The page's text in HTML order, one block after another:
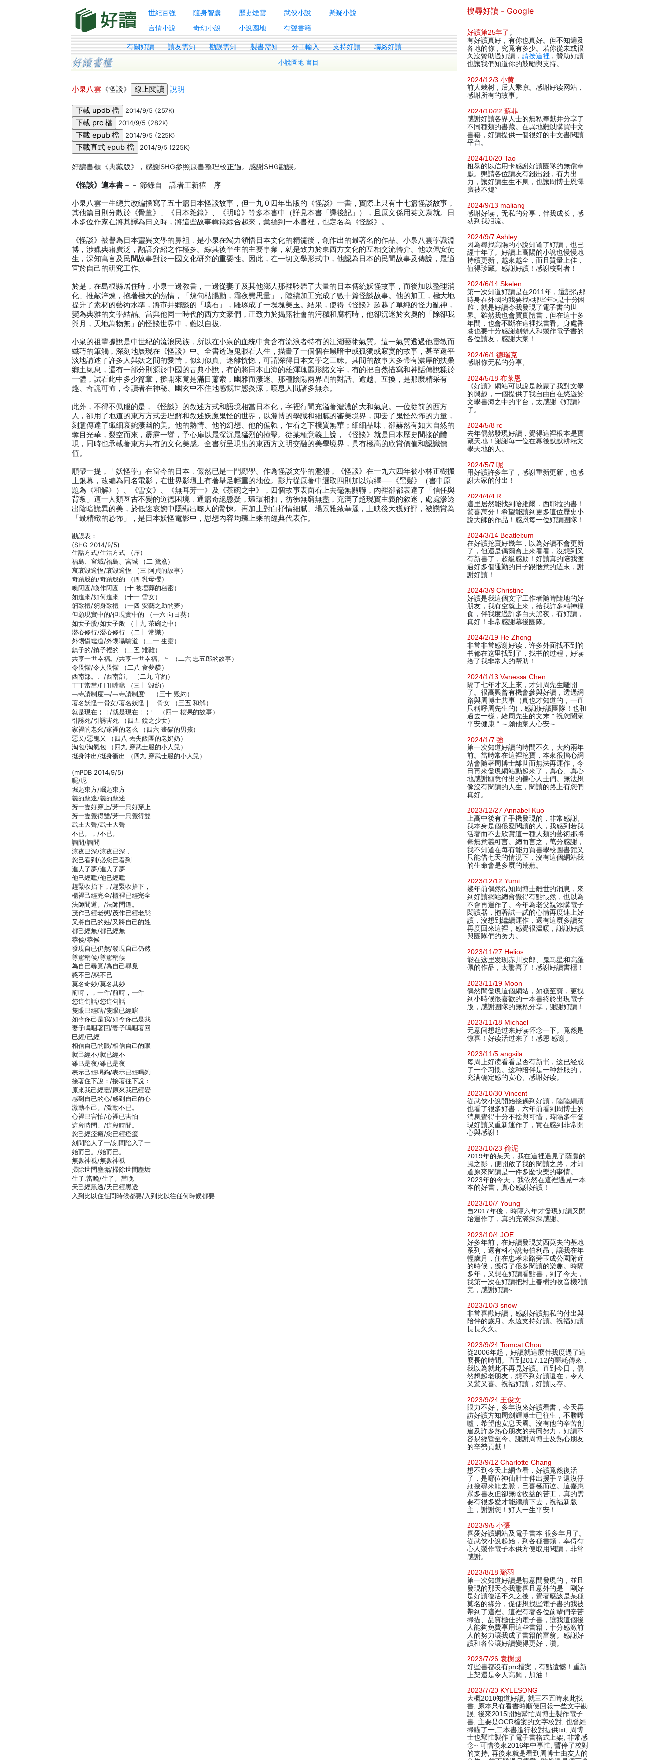
世紀百強 隨身智囊 歷史煙雲 武俠小說
懸疑小說
言情小說
奇幻小說 小說園地 有聲書籍
有關好讀 讀友需知 勘誤需知 製書需知 分工輸入 支持好讀 聯絡好讀
小說園地 書目
小泉八雲 《怪談》 說明
2014/9/5 (257K)
2014/9/5 (282K)
2014/9/5 (225K)
2014/9/5 (225K)
好讀書櫃《典藏版》，感謝SHG參照原書整理校正過。感謝SHG勘誤。
《怪談》這本書 －－ 節錄自 譯者王新禧 序
小泉八雲一生總共改編撰寫了五十篇日本怪談故事，但一九０四年出版的《怪談》一書，實際上只有十七篇怪談故事，
其他篇目則分散於《骨董》、《日本雜錄》、《明暗》等多本書中（詳見本書「譯後記」），且原文係用英文寫就。日
本多位作家在將其譯為日文時，將這些故事輯錄綜合起來，彙編到一本書裡，也定名為《怪談》。
《怪談》被譽為日本靈異文學的鼻祖，是小泉在竭力領悟日本文化的精髓後，創作出的最著名的作品。小泉八雲學識淵
博，涉獵典籍廣泛，翻譯介紹之作極多。綜其後半生的主要事業，就是致力於東西方文化的互相交流轉介。他欽佩安徒
生，深知寓言及民間故事對於一國文化研究的重要性。因此，在一切文學形式中，他認為日本的民間故事及傳說，最適
宜於自己的研究工作。
於是，在島根縣居住時，小泉一邊教書，一邊從妻子及其他鄉人那裡聆聽了大量的日本傳統妖怪故事，而後加以整理消
化、推敲淬煉，抱著極大的熱情，「煉句枯腸動，霜夜費思量」，陸續加工完成了數十篇怪談故事。他的加工，極大地
提升了素材的藝術水準，將市井鄉談的「璞石」，雕琢成了一塊塊美玉。結果，使得《怪談》超越了單純的怪力亂神，
變為典雅的文學結晶。當與他同一時代的西方文豪們，正致力於揭露社會的污穢和腐朽時，他卻沉迷於玄奧的「除卻我
與月，天地萬物無」的怪談世界中，難以自拔。
小泉的祖輩據說是中世紀的流浪民族，所以在小泉的血統中實含有流浪者特有的江湖藝術氣質。這一氣質透過他靈敏而
纖巧的筆觸，深刻地展現在《怪談》中。全書透過鬼眼看人生，描畫了一個個在黑暗中或孤獨或寂寞的故事，甚至還平
淡地講述了許多人與妖之間的愛情，似幻似真、迷離恍惚，可謂深得日本文學之三昧。其間的故事大多帶有濃厚的扶桑
鄉土氣息，還有一部分則源於中國的古典小說，有的將日本山海的雄渾瑰麗形諸文字，有的把自然描寫和神話傳說糅於
一體，試看此中多少篇章，攤開來竟是滿目蕭索，幽雅而淒迷。那種陰陽兩界間的對話、逾越、互換，是那麼精采有
趣、奇詭可怖，令讀者在神秘、幽玄中不住地感慨世態炎涼，嘆息人間諸多無奈。
此外，不得不佩服的是，《怪談》的敘述方式和語境相當日本化，字裡行間充溢著濃濃的大和氣息。一位從前的西方
人，卻用了地道的東方方式去理解和敘述妖魔鬼怪的世界，以淵博的學識和細膩的審美境界，卸去了鬼怪恐怖的力量，
刻意傳達了纖細哀婉淒幽的美。他的熱情、他的幻想、他的偏執，乍看之下樸質無華；細細品味，卻赫然有如大自然的
奪目光華，裂空而來，霹靂一響，予心扉以最深沉最猛烈的撞擊。從某種意義上說，《怪談》就是日本歷史間接的體
現，同時也承載著東方共有的文化美感。全書所呈現出的東西方文明交融的美學境界，具有極高的欣賞價值和認識價
值。
順帶一提，「妖怪學」在當今的日本，儼然已是一門顯學。作為怪談文學的濫觴，《怪談》在一九六四年被小林正樹搬
上銀幕，改編為同名電影，在世界影壇上有著舉足輕重的地位。影片從原著中選取四則加以演繹──《黑髮》（書中原
題為《和解》）、《雪女》、《無耳芳一》及《茶碗之中》，四個故事表面看上去毫無關聯，內裡卻都表達了「信任與
背叛」這一人類亙古不變的道德困境，通篇奇絕懸疑，環環相扣，彷彿無窮無盡，充滿了超現實主義的敘迷，處處滲透
出陰暗詭異的美，於低迷哀婉中隱顯出噬人的驚悚。再加上對白抒情細膩、場景雅致華麗，上映後大獲好評，被讚賞為
「最精緻的恐怖」，是日本妖怪電影中，思想內容均臻上乘的經典代表作。
勘誤表：
(SHG 2014/9/5)
生話方式/生活方式 （序）
福島、宮域/福島、宮城 （二 鴛鴦）
哀哀毀逾恆/哀毀逾恆 （三 阿貞的故事）
奇蹟股的/奇蹟般的 （四 乳母櫻）
喚阿園/喚作阿園 （十 被埋葬的秘密）
如進來/如何進來 （十一 雪女）
躬致禮/躬身致禮 （一四 安藝之助的夢）
但願現實中的/但現實中的 （一六 向日葵）
如女子股/如女子般 （十九 茶碗之中）
濳心修行/潛心修行 （二十 常識）
外甥懾蠕道/外甥囁嚅道 （二一 生靈）
鎮子的/鎮子裡的 （二五 雉雞）
共享一世幸福。/共享一世幸福。﹄ （二六 忠五郎的故事）
令畏懼/令人畏懼 （二八 食夢貘）
西南部。、/西南部。 （二九 守約）
丁丁當當/叮叮噹噹 （三十 毀約）
﹁寺請制度﹁/﹁寺請制度﹂ （三十 毀約）
著名妖怪一骨女/著名妖怪｜｜骨女 （三五 和解）
就是現在￤￤/就是現在￤￤﹂ （四一 櫻果的故事）
引誘死/引誘害死 （四五 鏡之少女）
家裡的老幺/家裡的老么 （四六 畫貓的男孩）
惡又/惡鬼又 （四八 丟失飯團的老奶奶）
淘包/淘氣包 （四九 穿武士服的小人兒）
挺身沖出/挺身衝出 （四九 穿武士服的小人兒）
(mPDB 2014/9/5)
昵/呢
堀起東方/崛起東方
義的敘迷/義的敘述
芳一隻好穿上/芳一只好穿上
芳一隻覺得雙/芳一只覺得雙
武土大聲/武士大聲
不已。，/不已。
詢間/詢問
涼夜巳深/涼夜已深，
您巳看到/必您已看到
進人了夢/進入了夢
他巳經睡/他已經睡
趕緊收抬下，/趕緊收拾下，
櫃裡己經完全/櫃裡已經完全
法師間道。/法師問道。
茂作己經老態/茂作已經老態
又將自已的姓/又將自己的姓
都己經無/都已經無
恭侯/恭候
發現自已仍然/發現自己仍然
尊駕稍侯/尊駕稍候
為自已尋覓/為自己尋覓
惑不巳/惑不已
莫名奇妙/莫名其妙
前時，，一件/前時，一件
您這旬話/您這句話
隻眼巳經瞎/隻眼已經瞎
如今你己是我/如今你已是我
妻子鳴咽著回/妻子嗚咽著回
巳經/已經
相信自已的眼/相信自己的眼
就己經不/就已經不
雖巳是夜/雖已是夜
表示己經喝夠/表示已經喝夠
接著住下說：/接著往下說：
原來我己經變/原來我已經變
感到自已的心/感到自己的心
激動不己。/激動不已。
心裡巳害怕/心裡已害怕
這段時問。/這段時間。
您己經痊癒/您已經痊癒
刻間陷人了一/刻間陷入了一
始而巳。/始而已。
無數神祗/無數神祇
掃除世問塵垢/掃除世間塵垢
生了.當晚/生了。當晚
天己經黑透/天已經黑透
入到比以住任問時候都要/入到比以往任何時候都要
搜尋好讀 - Google
好讀第25年了 。
有好讀真好，有你也真好。但不知遍及
各地的你，究竟有多少。若你從未或很
久沒贊助過好讀， 請按這裡 ，贊助好讀
也讓我們知道你的鼓勵與支持。
2024/12/3 小黄
前人栽树，后人乘凉。感谢好读网站，
感谢所有的故事。
2024/10/22 蘇菲
感謝好讀各界人士的無私奉獻并分享了
不同種類的書藏。在異地難以購買中文
書籍，好讀提供一個很好的中文書閱讀
平台。
2024/10/20 Tao
粗暴的以信用卡感謝好讀團隊的無償奉
獻。懇請各位讀友有錢出錢，有力出
力，讓好讀生生不息，也讓周博士恩澤
廣被不熄°
2024/9/13 maliang
感谢好读，无私的分享，伴我成长，感
动到我泪流。
2024/9/7 Ashley
因為尋找高陽的小說知道了好讀，也已
經十年了。好讀上高陽的小說也慢慢地
持續更新，越來越全，而且質量上佳，
值得珍藏。感謝好讀！感謝校對者！
2024/6/14 Skelen
第一次知道好讀是在2011年，還記得那
時身在外國的我要找<那些年>是十分困
難，就是好讀令我發現了電子書的世
界。雖然我也會買實體書，但在這十多
年間，也會不斷在這裡找書看。身處香
港也要十分感謝創辦人和製作電子書的
各位讀友，感謝大家！
2024/6/1 德瑞克
感谢你无私的分享。
2024/5/18 布莱恩
《好讀》網站可以說是啟蒙了我對文學
的興趣，一個提供了我自由自在悠遊於
文學書海之中的平台，太感謝《好讀》
了。
2024/5/8 rc
去年偶然發現好讀，覺得這裡根本是寶
藏天地！謝謝每一位在幕後默默耕耘文
學天地的人。
2024/5/7 呢
用好讀許多年了，感謝重新更新，也感
謝大家的付出！
2024/4/4 R
這里居然能找到哈維爾．西耶拉的書！
驚喜萬分！希望能讀到更多這位歷史小
說大師的作品！感恩每一位好讀團隊！
2024/3/14 Beatlebum
在好讀挖寶好幾年，以為好讀不會更新
了，但還是偶爾會上來看看，沒想到又
有新書了，超級感動！好讀真的陪我渡
過好多個通勤的日子跟愜意的週末，謝
謝好讀！
2024/3/9 Christine
好讀是我這個文字工作者隨時隨地的好
朋友，我有空就上來，給我許多精神糧
食，伴我度過許多白天黑夜，有好讀，
真好！非常感謝幕後團隊。
2024/2/19 He Zhong
非常非常感谢好读，许多外面找不到的
书都在这里找到了，找书的过程，好读
给了我非常大的帮助！
2024/1/13 Vanessa Chen
隔了七年才又上來，才知周先生離開
了。很高興曾有機會參與好讀，透過網
路與周博士共事（真也才知道的，一直
只稱呼周先生的)，感謝好讀團隊！也和
過去一樣，給周先生的文末＂祝您闔家
平安健康＂～願他家人心安～
2024/1/7 強
第一次知道好讀的時間不久，大約兩年
前。當時常在這裡挖寶，本來很擔心網
站會隨著周博士離世而無法再運作，今
日再來發現網站動起來了，真心、真心
地感謝願意付出的善心人士們。無法想
像沒有閱讀的人生，閱讀的路上有您們
真好。
2023/12/27 Annabel Kuo
上高中後有了手機發現的，非常感謝。
我本身是個很愛閱讀的人，我感到若我
活著而不去欣賞這一種人類的藝術那將
毫無意義可言。總而言之，萬分感謝，
我不知道在每有能力買書學校圖書館又
只能借七天的情況下，沒有這個網站我
的生命會是多麼的荒蕪。
2023/12/12 Yumi
幾年前偶然得知周博士離世的消息，來
到好讀網站總會覺得有點悵然，也以為
不會再運作了。今年為老父親添購電子
閱讀器，抱著試一試的心情再度連上好
讀，沒想到繼續運作，還有這麼多讀友
再度回來這裡，感覺很溫暖，謝謝好讀
與團隊們的努力。
2023/11/27 Helios
能在这里发现赤川次郎、鬼马星和高羅
佩的作品，太驚喜了！感謝好讀書櫃！
2023/11/19 Moon
偶然間發現這個網站，如獲至寶，更找
到小時候很喜歡的一本書終於出現電子
版，感謝團隊的無私分享，謝謝好讀！
2023/11/18 Michael
无意间想起过来好读怀念一下。竟然是
惊喜！好读活过来了！感恩 感谢。
2023/11/5 angsila
每周上好读看看是否有新书，这已经成
了一个习惯。这种陪伴是一种舒服的，
充满确定感的安心。感谢好读。
2023/10/30 Vincent
從武俠小說開始接觸到好讀，陸陸續續
也看了很多好書，六年前看到周博士的
消息覺得十分不捨與可惜，時隔多年發
現好讀又重新運作了，實在感到非常開
心與感謝！
2023/10/23 偷泥
2019年的某天，我在這裡遇見了薩豐的
風之影，便開啟了我的閱讀之路，才知
道原來閱讀是一件多麼快樂的事情。
2023年的今天，我依然在這裡遇見一本
本的好書，真心感謝好讀！
2023/10/7 Young
自2017年後，時隔六年才發現好讀又開
始運作了，真的充滿深深感謝。
2023/10/4 JOE
好多年前，在好讀發現艾西莫夫的基地
系列，還有科小說海伯利昂，讓我在年
輕歲月，住在忠孝東路旁玉成公園附近
的時候，獲得了很多閱讀的樂趣。時隔
多年，又想在好讀看點書，到了今天，
我第一次在好讀把村上春樹的收音機2讀
完，感謝好讀~
2023/10/3 snow
非常喜歡好讀，感謝好讀無私的付出與
陪伴的歲月。永遠支持好讀。祝福好讀
長長久久。
2023/9/24 Tomcat Chou
從2006年起，好讀就這麼伴我度過了這
麼長的時間。直到2017.12的噩耗傳來，
我以為就此不再見好讀。直到今日，偶
然想起老朋友，想不到好讀還在，令人
又驚又喜。祝福好讀，好讀長存。
2023/9/24 王俊文
眼力不好，多年沒來好讀看書，今天再
訪好讀方知周劍輝博士已往生，不勝唏
噓，希望他安息天國。沒有他的辛苦創
建及許多熱心朋友的共同努力，好讀不
容易經營至今。謝謝周博士及熱心朋友
的辛勞貢獻！
2023/9/12 Charlotte Chang
想不到今天上網查看，好讀竟然復活
了，是哪位神仙壯士伸出援手？還沒仔
細搜尋來龍去脈，已喜極而泣。這嘉惠
眾多書友但卻無啥收益的苦工，真的需
要有很多愛才能繼續下去，祝福新版
主，謝謝您！好人一生平安！
2023/9/5 小張
喜愛好讀網站及電子書本 很多年月了。
從武俠小說起始，到各種書類，幸得有
心人製作電子本供方便取用閱讀，非常
感謝。
2023/8/18 璐羽
第一次知道好讀是無意間發現的，並且
發現的那天令我驚喜且意外的是—剛好
是好讀復活不久之後，覺著應該是某種
莫名的緣分，促使想找些電子書的我被
帶到了這裡。這裡有著各位前輩們辛苦
掃描、品質極佳的電子書，讓我這個後
人能夠免費享用這些書籍，十分感激前
人的努力讓我成了書籍的富翁。感謝好
讀和各位讓好讀變得更好，讚。
2023/7/26 袁樹國
好些書都沒有prc檔案，有點遺憾！重新
上架還是令人高興，加油！
2023/7/20 KYLESONG
大概2010知道好讀, 就三不五時來此找
書, 原本只有看書時順便回報一些文字勘
誤, 後來2015開始幫忙周博士製作電子
書, 主要是OCR檔案的文字校對, 也曾經
掃瞄了一,二本書進行校對提供txt, 周博
士也幫忙製作了電子書格式上架, 非常感
念~ 可惜後來2016年中事忙, 暫停了校對
的支持, 再後來就是看到周博士由友人的